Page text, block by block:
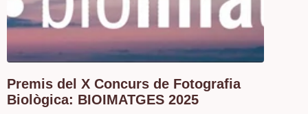
Premis del X Concurs de Fotografia
Biològica: BIOIMATGES 2025